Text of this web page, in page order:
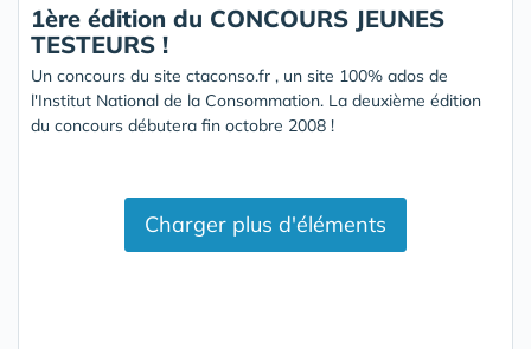
1ère édition du CONCOURS JEUNES
TESTEURS !
Un concours du site ctaconso.fr , un site 100% ados de
l'Institut National de la Consommation. La deuxième édition
du concours débutera fin octobre 2008 !
Charger plus d'éléments